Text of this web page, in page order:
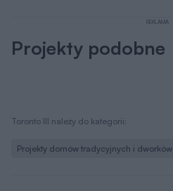
REKLAMA
Projekty podobne
Toronto III należy do kategorii:
Projekty domów tradycyjnych i dworków